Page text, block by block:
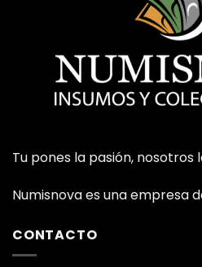
Tu pones la pasión, nosotros
Numisnova es una empresa
CONTACTO